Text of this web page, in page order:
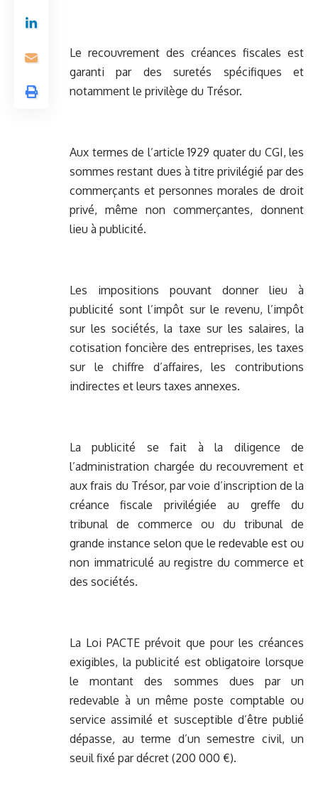
Le recouvrement des créances fiscales est
garanti par des suretés spécifiques et
notamment le privilège du Trésor.
Aux termes de l’article 1929 quater du CGI, les
sommes restant dues à titre privilégié par des
commerçants et personnes morales de droit
privé, même non commerçantes, donnent
lieu à publicité.
Les impositions pouvant donner lieu à
publicité sont l’impôt sur le revenu, l’impôt
sur les sociétés, la taxe sur les salaires, la
cotisation foncière des entreprises, les taxes
sur le chiffre d’affaires, les contributions
indirectes et leurs taxes annexes.
La publicité se fait à la diligence de
l’administration chargée du recouvrement et
aux frais du Trésor, par voie d’inscription de la
créance fiscale privilégiée au greffe du
tribunal de commerce ou du tribunal de
grande instance selon que le redevable est ou
non immatriculé au registre du commerce et
des sociétés.
La Loi PACTE prévoit que pour les créances
exigibles, la publicité est obligatoire lorsque
le montant des sommes dues par un
redevable à un même poste comptable ou
service assimilé et susceptible d’être publié
dépasse, au terme d’un semestre civil, un
seuil fixé par décret (200 000 €).